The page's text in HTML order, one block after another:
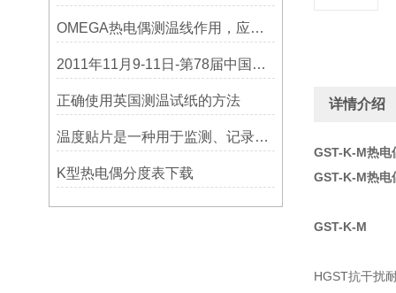
OMEGA热电偶测温线作用，应用领域
2011年11月9-11日-第78届中国电子展
正确使用英国测温试纸的方法
温度贴片是一种用于监测、记录或指示温度变化的工具
K型热电偶分度表下载
详情介绍
GST-K-M热电
GST-K-M热电
GST-K-M
HGST抗干扰